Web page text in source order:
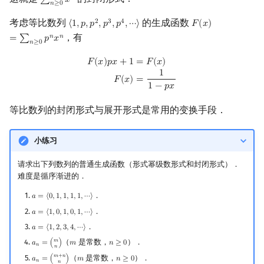
洲阁筛
二次域
Pell 方程
矩阵树定理
LGV 引理
𝑛≥0
考虑等比数列 ⟨1,𝑝,𝑝2,𝑝3,𝑝4,⋯⟩
⟨1,p,p2,p3,p4,⋯⟩ 的生成函数𝐹(𝑥)
= ∑𝑛≥0𝑝𝑛𝑥𝑛
F(x)=
，有
𝐹(𝑥)𝑝𝑥 + 1 = 𝐹(𝑥)
𝐹(𝑥) =
1
1 −𝑝𝑥
F(x)px+1=F( x )F( x)=11
等比数列的封闭形式与展开形式是常用的变换手段．
小练习
请求出下列数列的普通生成函数（形式幂级数形式和封闭形式）．
难度是循序渐进的．
𝑎 = ⟨0, 1, 1, 1, 1,⋯⟩
a=⟨0 ,1,1 ,1, 1,⋯⟩ ．
𝑎 = ⟨1,0, 1,0, 1,⋯⟩
a=⟨1 ,0,1,0 1, ⋯ ⟩ ．
𝑎 = ⟨1,2,3,4,⋯⟩
a=⟨1 ,2,3,4 ,⋯⟩ ．
𝑎𝑛 = (𝑚
𝑛)
an =(m n) （𝑚
m 是常数， 𝑛 ≥ 0
n≥0 ）．
𝑎𝑛 = (𝑚+𝑛)
an =(m +n n ) （𝑚
m 是常数， 𝑛 ≥ 0
n ≥0 ）．